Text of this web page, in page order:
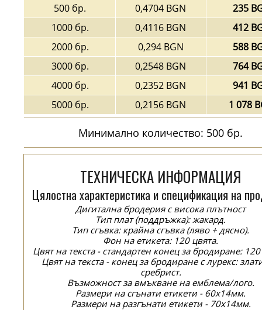
500 бр. 0,4704 BGN
235
1000 бр.
0,4116 BGN
412
2000 бр.
0,294 BGN
588
3000 бр.
0,2548 BGN
764
4000 бр.
0,2352 BGN
941
5000 бр.
0,2156 BGN 1 078
Минимално количество: 500 бр.
ТЕХНИЧЕСКА ИНФОРМАЦИЯ
Цялостна характеристика и спецификация на
Дигитална бродерия с висока плътност
Тип плат (поддръжка): жакард.
Тип сгъвка: крайна сгъвка (ляво + дясно).
Фон на етикета: 120 цвята.
Цвят на текста - стандартен конец за бродиране: 120
Цвят на текста - конец за бродиране с лурекс:
сребрист.
Възможност за вмъкване на емблема/лого.
Размери на сгънати етикети - 60x14мм.
Размери на разгънати етикети - 70x14мм.